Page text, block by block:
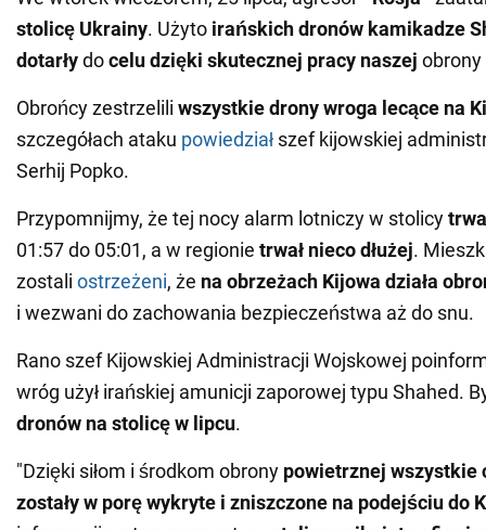
stolicę Ukrainy. Użyto irańskich dronów kamikadze
dotarłydocelu dzięki skutecznej pracy naszej
Obrońcy zestrzelili wszystkie drony wroga lecące na
szczegółach ataku powiedział szef kijowskiej
Serhij Popko.
Przypomnijmy, że tej nocy alarm lotniczy w stolicy
01:57 do 05:01, a w regionie trwał nieco dłużej.
zostali ostrzeżeni, że na obrzeżach Kijowa działa
i wezwani do zachowania bezpieczeństwa aż do snu.
Rano szef Kijowskiej Administracji Wojskowej
wróg użył irańskiej amunicji zaporowej typu Shahed.
dronów na stolicę w lipcu.
"Dzięki siłom i środkom obrony powietrznej wszystkie
zostały w porę wykryte i zniszczone na podejściu do